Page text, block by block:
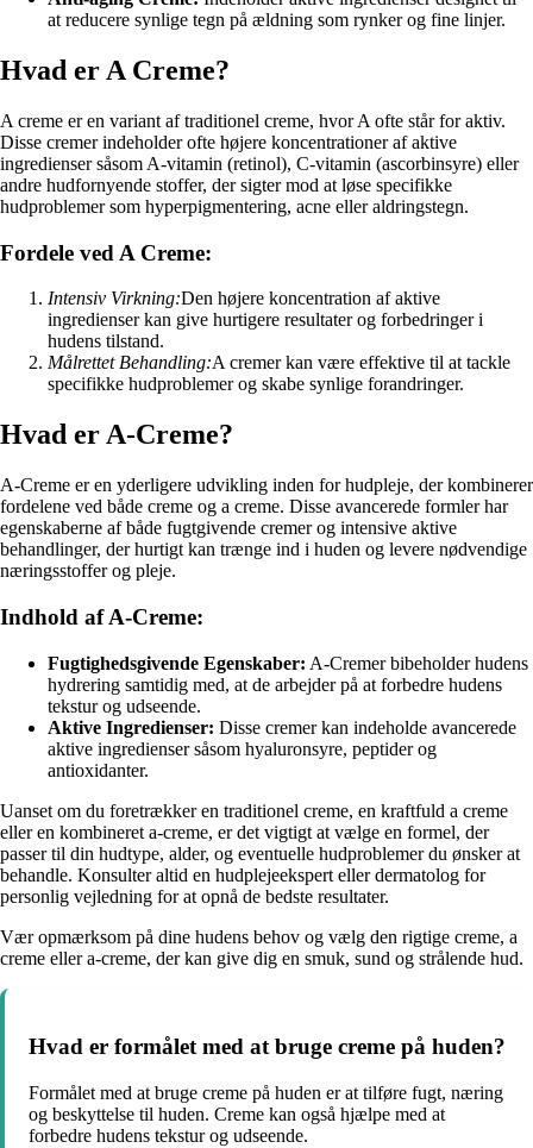
at reducere synlige tegn på ældning som rynker og fine linjer.
Hvad er A Creme?
A creme er en variant af traditionel creme, hvor A ofte står for aktiv.
Disse cremer indeholder ofte højere koncentrationer af aktive
ingredienser såsom A-vitamin (retinol), C-vitamin (ascorbinsyre) eller
andre hudfornyende stoffer, der sigter mod at løse specifikke
hudproblemer som hyperpigmentering, acne eller aldringstegn.
Fordele ved A Creme:
Intensiv Virkning:Den højere koncentration af aktive
ingredienser kan give hurtigere resultater og forbedringer i
hudens tilstand.
Målrettet Behandling:A cremer kan være effektive til at tackle
specifikke hudproblemer og skabe synlige forandringer.
Hvad er A-Creme?
A-Creme er en yderligere udvikling inden for hudpleje, der kombinerer
fordelene ved både creme og a creme. Disse avancerede formler har
egenskaberne af både fugtgivende cremer og intensive aktive
behandlinger, der hurtigt kan trænge ind i huden og levere nødvendige
næringsstoffer og pleje.
Indhold af A-Creme:
Fugtighedsgivende Egenskaber: A-Cremer bibeholder hudens
hydrering samtidig med, at de arbejder på at forbedre hudens
tekstur og udseende.
Aktive Ingredienser: Disse cremer kan indeholde avancerede
aktive ingredienser såsom hyaluronsyre, peptider og
antioxidanter.
Uanset om du foretrækker en traditionel creme, en kraftfuld a creme
eller en kombineret a-creme, er det vigtigt at vælge en formel, der
passer til din hudtype, alder, og eventuelle hudproblemer du ønsker at
behandle. Konsulter altid en hudplejeekspert eller dermatolog for
personlig vejledning for at opnå de bedste resultater.
Vær opmærksom på dine hudens behov og vælg den rigtige creme, a
creme eller a-creme, der kan give dig en smuk, sund og strålende hud.
Hvad er formålet med at bruge creme på huden?
Formålet med at bruge creme på huden er at tilføre fugt, næring
og beskyttelse til huden. Creme kan også hjælpe med at
forbedre hudens tekstur og udseende.